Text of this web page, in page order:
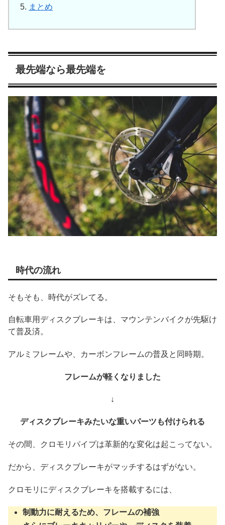
まとめ
最先端なら最先端を
時代の流れ
そもそも、時代がズレてる。
自転車用ディスクブレーキは、マウンテンバイクが先駆け
て普及済。
アルミフレームや、カーボンフレームの普及と同時期。
フレームが軽くなりました
↓
ディスクブレーキみたいな重いパーツも付けられる
その間、クロモリパイプは革新的な変化は起こってない。
だから、ディスクブレーキがマッチするはずがない。
クロモリにディスクブレーキを搭載するには、
制動力に耐えるため、フレームの補強